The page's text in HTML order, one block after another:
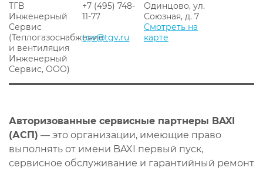
ТГВ
Инженерный
Сервис
(Теплогазоснабжение
и вентиляция
Инженерный
Сервис, ООО)
+7 (495) 748-
11-77
tgv@tgv.ru
Одинцово, ул.
Союзная, д. 7
Смотреть на
карте
Авторизованные сервисные партнеры BAXI
(АСП) — это организации, имеющие право
выполнять от имени BAXI первый пуск,
сервисное обслуживание и гарантийный ремонт